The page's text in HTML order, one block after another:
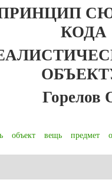
КОДА
Горелов
объект вещь предмет